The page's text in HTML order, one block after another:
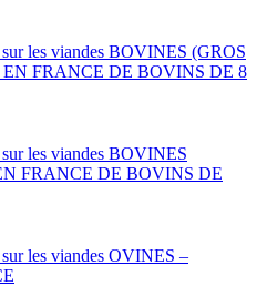
les viandes BOVINES (GROS
FRANCE DE BOVINS DE 8
les viandes BOVINES
FRANCE DE BOVINS DE
les viandes OVINES –